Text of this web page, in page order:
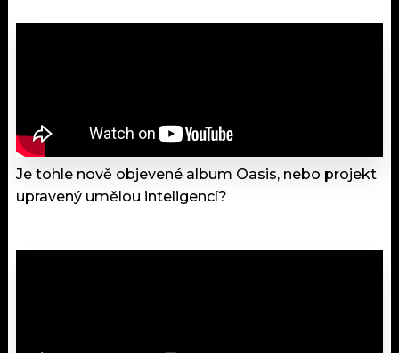
Je tohle nově objevené album Oasis, nebo projekt
upravený umělou inteligencí?